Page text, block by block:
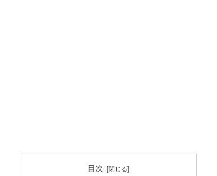
目次